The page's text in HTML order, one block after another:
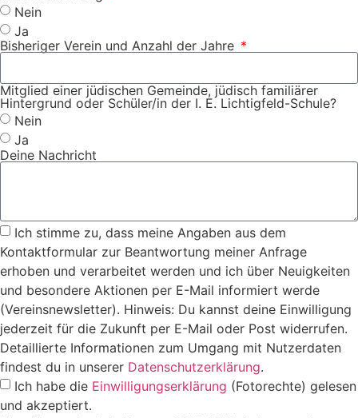
Nein
Ja
Bisheriger Verein und Anzahl der Jahre
Mitglied einer jüdischen Gemeinde, jüdisch familiärer
Hintergrund oder Schüler/in der I. E. Lichtigfeld-Schule?
Nein
Ja
Deine Nachricht
Ich stimme zu, dass meine Angaben aus dem
Kontaktformular zur Beantwortung meiner Anfrage
erhoben und verarbeitet werden und ich über Neuigkeiten
und besondere Aktionen per E-Mail informiert werde
(Vereinsnewsletter). Hinweis: Du kannst deine Einwilligung
jederzeit für die Zukunft per E-Mail oder Post widerrufen.
Detaillierte Informationen zum Umgang mit Nutzerdaten
findest du in unserer Datenschutzerklärung.
Ich habe die Einwilligungserklärung (Fotorechte) gelesen
und akzeptiert.